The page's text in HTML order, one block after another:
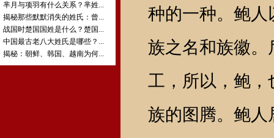
芈月与项羽有什么关系？芈姓...
揭秘那些默默消失的姓氏：曾...
战国时楚国国姓是什么？楚国...
中国最古老八大姓氏是哪些？...
揭秘：朝鲜、韩国、越南为何...
种的一种。鲍
族之名和族徽
工，所以，鲍
族的图腾。鲍